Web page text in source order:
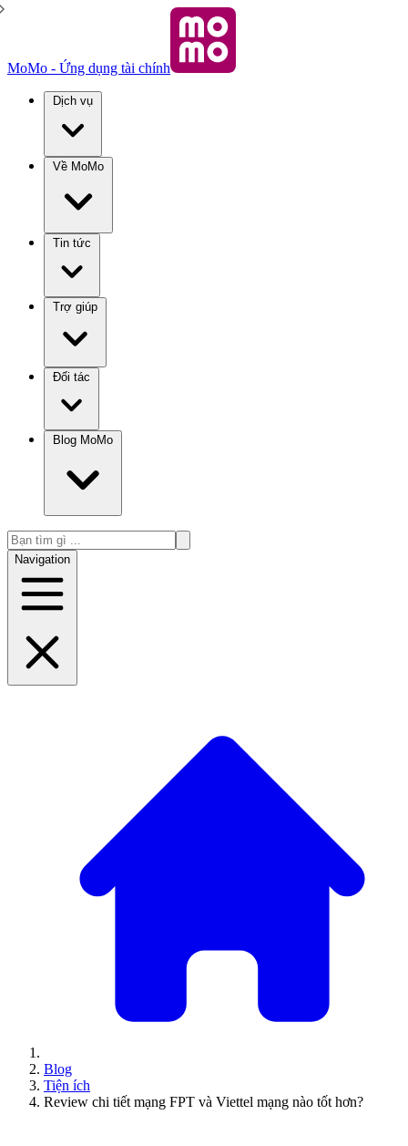
MoMo - Ứng dụng tài chính
Dịch vụ
Về MoMo
Tin tức
Trợ giúp
Đối tác
Blog MoMo
Navigation
Blog
Tiện ích
Review chi tiết mạng FPT và Viettel mạng nào tốt hơn?